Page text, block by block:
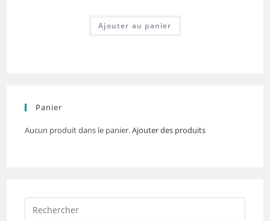
Ajouter au panier
Panier
Aucun produit dans le panier.Ajouter des produits